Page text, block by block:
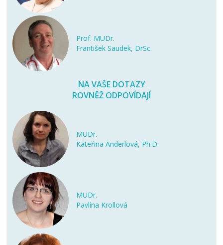
Prof. MUDr.
František Saudek, DrSc.
NA VAŠE DOTAZY
ROVNĚŽ ODPOVÍDAJÍ
MUDr.
Kateřina Anderlová, Ph.D.
MUDr.
Pavlína Krollová